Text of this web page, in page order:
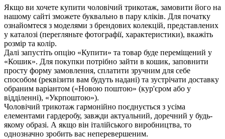
Якщо ви хочете купити чоловічий трикотаж, замовити його на
нашому сайті зможете буквально в пару кліків. Для початку
ознайомтеся з моделями з брендових колекцій, представлених
у каталозі (перегляньте фотографії, характеристики), вкажіть
розмір та колір.
Далі запустіть опцію «Купити» та товар буде переміщений у
«Кошик». Для покупки потрібно зайти в кошик, заповнити
просту форму замовлення, сплатити зручним для себе
способом (реквізити вам будуть надані) та зустрічати доставку
обраним варіантом («Новою поштою» (кур'єром або у
відділенні), «Укрпоштою»).
Чоловічий трикотаж гармонійно поєднується з усіма
елементами гардеробу, завжди актуальний, доречний у будь-
якому образі. А якщо він італійського виробництва, то
однозначно зробить вас неперевершеним.